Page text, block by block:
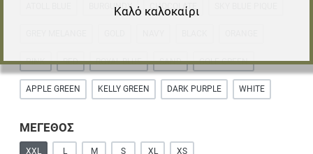
BURGUNDY CHOCOLATE
PINK RED ROYAL BLUE SAND GOLF GREEN
APPLE GREEN KELLY GREEN DARK PURPLE WHITE
ΜΕΓΕΘΟΣ
XXL L M S XL XS
Καλό καλοκαίρι